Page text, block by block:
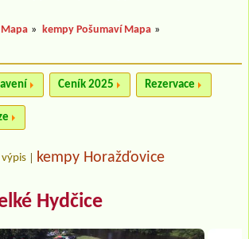
» kempy Pošumaví Mapa »
Ceník 2025 Rezervace
kempy Horažďovice
Hydčice